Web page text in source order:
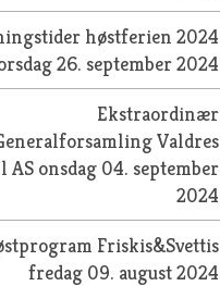
høstferien 2024
26. september 2024
Ekstraordinær
Valdres
AS onsdag 04. september
2024
Friskis&Svettis
fredag 09. august 2024